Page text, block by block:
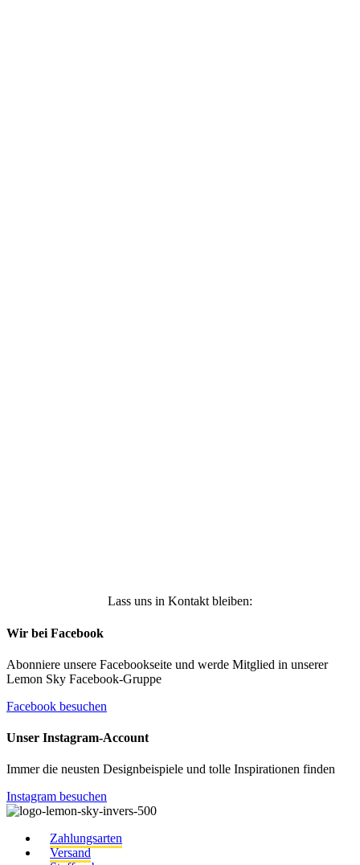
Lass uns in Kontakt bleiben:
Wir bei Facebook
Abonniere unsere Facebookseite und werde Mitglied in unserer
Lemon Sky Facebook-Gruppe
Facebook besuchen
Unser Instagram-Account
Immer die neusten Designbeispiele und tolle Inspirationen finden
Instagram besuchen
Zahlungsarten
Versand